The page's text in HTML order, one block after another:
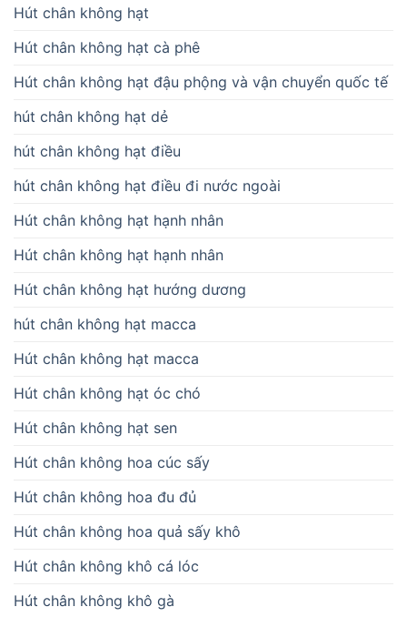
Hút chân không hạt
Hút chân không hạt cà phê
Hút chân không hạt đậu phộng và vận chuyển quốc tế
hút chân không hạt dẻ
hút chân không hạt điều
hút chân không hạt điều đi nước ngoài
Hút chân không hạt hạnh nhân
Hút chân không hạt hạnh nhân
Hút chân không hạt hướng dương
hút chân không hạt macca
Hút chân không hạt macca
Hút chân không hạt óc chó
Hút chân không hạt sen
Hút chân không hoa cúc sấy
Hút chân không hoa đu đủ
Hút chân không hoa quả sấy khô
Hút chân không khô cá lóc
Hút chân không khô gà